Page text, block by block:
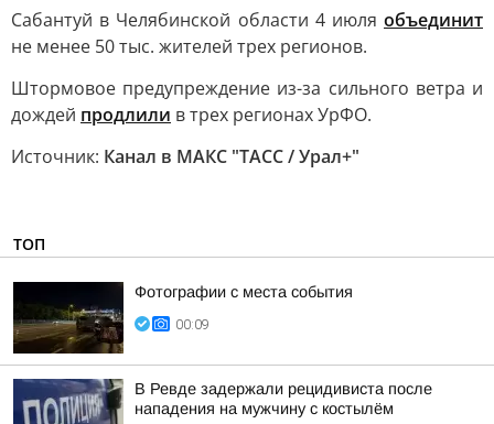
Сабантуй в Челябинской области 4 июля объединит
не менее 50 тыс. жителей трех регионов.
Штормовое предупреждение из-за сильного ветра и
дождей продлили в трех регионах УрФО.
Источник: Канал в МАКС "ТАСС / Урал+"
ТОП
Фотографии с места события
00:09
В Ревде задержали рецидивиста после
нападения на мужчину с костылём